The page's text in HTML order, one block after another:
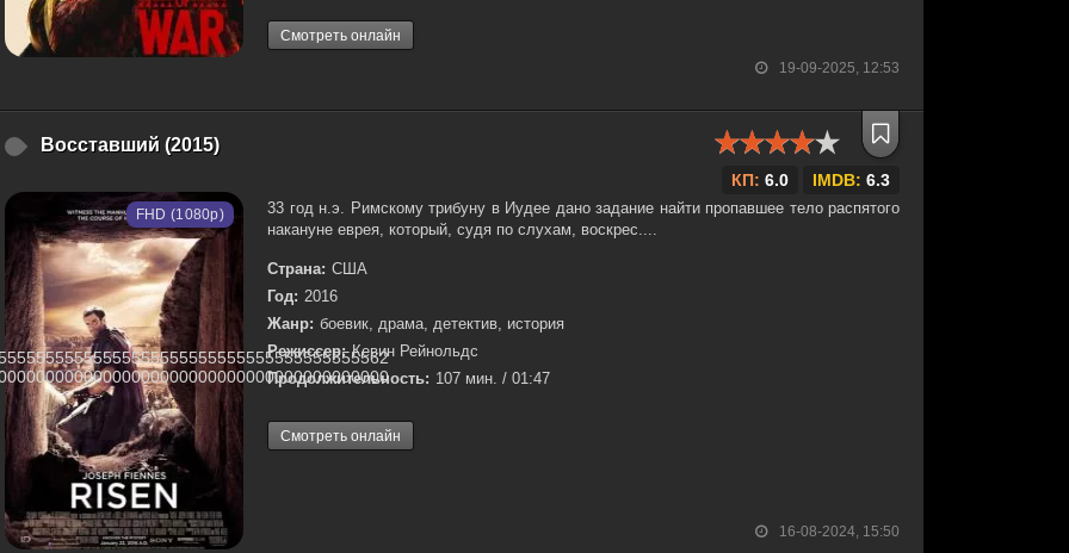
19-09-2025, 12:53
Смотреть онлайн
Восставший (2015)
КП: 6.0 IMDB: 6.3
16-08-2024, 15:50
FHD (1080p)
33 год н.э. Римскому трибуну в Иудее дано задание найти пропавшее тело распятого
накануне еврея, который, судя по слухам, воскрес....
Страна: США
Год: 2016
Жанр: боевик, драма, детектив, история
Режиссер: Кевин Рейнольдс
Продолжительность: 107 мин. / 01:47
Смотреть онлайн